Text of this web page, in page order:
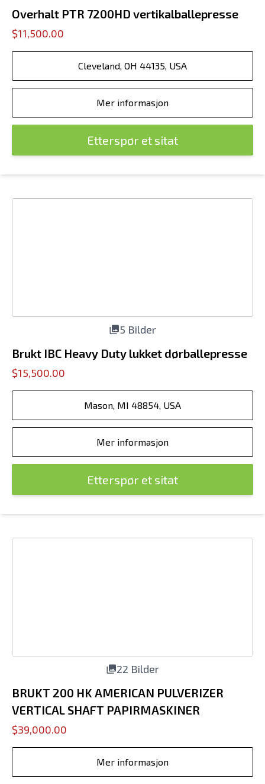
Overhalt PTR 7200HD vertikalballepresse
$11,500.00
Cleveland, OH 44135, USA
Mer informasjon
Etterspør et sitat
5 Bilder
Brukt IBC Heavy Duty lukket dørballepresse
$15,500.00
Mason, MI 48854, USA
Mer informasjon
Etterspør et sitat
22 Bilder
BRUKT 200 HK AMERICAN PULVERIZER
VERTICAL SHAFT PAPIRMASKINER
$39,000.00
Mer informasjon